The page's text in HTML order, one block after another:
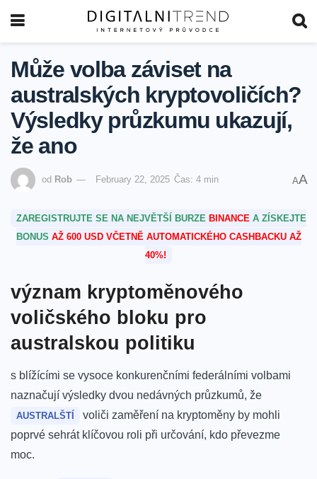
Může volba záviset na
australských kryptovoličích?
Výsledky průzkumu ukazují,
že ano
od Rob February 22, 2025 Čas: 4 min AA
ZAREGISTRUJTE SE NA NEJVĚTŠÍ BURZE BINANCE A ZÍSKEJTE
BONUS AŽ 600 USD VČETNĚ AUTOMATICKÉHO CASHBACKU AŽ
40%!
význam⁢ kryptoměnového
voličského bloku pro
australskou politiku
s blížícími se vysoce konkurenčními federálními volbami
naznačují výsledky dvou nedávných​ průzkumů, že
AUSTRALŠTÍ
voliči zaměření na kryptoměny by mohli
⁢poprvé ‌sehrát klíčovou roli ‍při určování,​ kdo převezme
moc.